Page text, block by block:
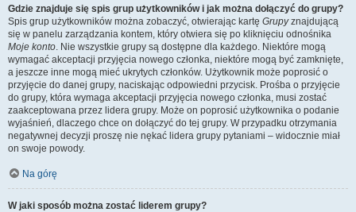
Gdzie znajduje się spis grup użytkowników i jak można dołączyć do grupy?
Spis grup użytkowników można zobaczyć, otwierając kartę Grupyznajdującą
się w panelu zarządzania kontem, który otwiera się po kliknięciu odnośnika
Moje konto. Nie wszystkie grupy są dostępne dla każdego. Niektóre mogą
wymagać akceptacji przyjęcia nowego członka, niektóre mogą być zamknięte,
a jeszcze inne mogą mieć ukrytych członków. Użytkownik może poprosić o
przyjęcie do danej grupy, naciskając odpowiedni przycisk. Prośba o przyjęcie
do grupy, która wymaga akceptacji przyjęcia nowego członka, musi zostać
zaakceptowana przez lidera grupy. Może on poprosić użytkownika o podanie
wyjaśnień, dlaczego chce on dołączyć do tej grupy. W przypadku otrzymania
negatywnej decyzji proszę nie nękać lidera grupy pytaniami – widocznie miał
on swoje powody.
Na górę
W jaki sposób można zostać liderem grupy?